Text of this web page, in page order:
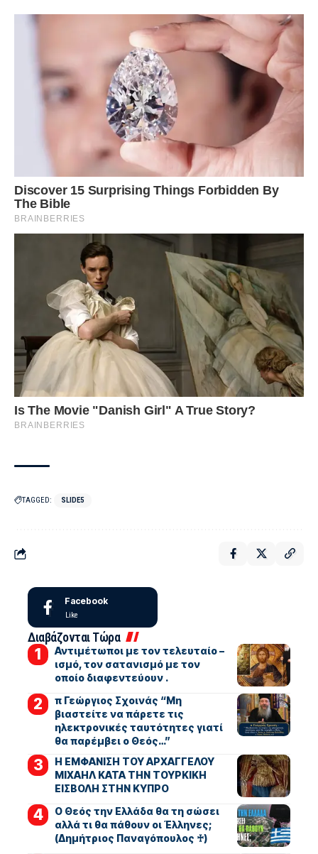
TAGGED: SLIDE5
Facebook
Like
Διαβάζονται Τώρα
Αντιμέτωποι με τον τελευταίο –
ισμό, τον σατανισμό με τον
οποίο διαφεντεύουν .
π Γεώργιος Σχοινάς “Μη
βιαστείτε να πάρετε τις
ηλεκτρονικές ταυτότητες γιατί
θα παρέμβει ο Θεός…”
Η ΕΜΦΑΝΙΣΗ ΤΟΥ ΑΡΧΑΓΓΕΛΟΥ
ΜΙΧΑΗΛ ΚΑΤΑ ΤΗΝ ΤΟΥΡΚΙΚΗ
ΕΙΣΒΟΛΗ ΣΤΗΝ ΚΥΠΡΟ
Ο Θεός την Ελλάδα θα τη σώσει
αλλά τι θα πάθουν οι Έλληνες;
(Δημήτριος Παναγόπουλος ♰)